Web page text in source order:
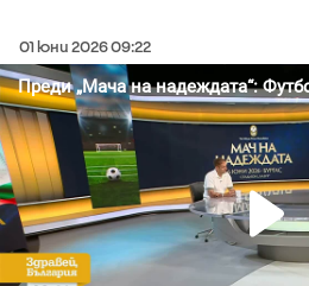
01 юни 2026 09:22